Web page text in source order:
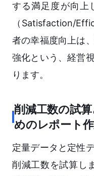
する満足度が向上
（Satisfaction/
者の幸福度向上は
強化という、経営
ります。
削減工数の試
めのレポート
定量データと定性
削減工数を試算し